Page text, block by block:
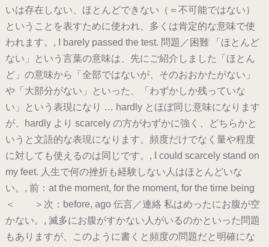
いは存在しない、ほとんどできない（＝不可能ではない）
ということを表すために使われ、多くは肯定的な意味で使
われます。, I barely passed the test. 問題／困難 「ほとんど
ない」という言葉の意味は、先にご紹介しました「ほとん
ど」の意味から「全部ではないが、そのおおかたがない」
や「大部分がない」といった、「わずかしか残っていな
い」という表現になり … hardly とほぼ同じ意味になります
が、hardly より scarcely の方がわずかに強く、どちらかと
いうと文語的な表現になります。頻度だけでなく量や程度
に対しても使えるのは同じです。, I could scarcely stand on
my feet. 人生で何の挫折も経験しない人はほとんどいな
い。, 前：at the moment, for the moment, for the time being
＜ ＞次：before, ago 伝言／連絡 私はめったにお腹が空
かない。, 滅多にお腹がすかない人がいるのかといった問題
もありますが、このように書くと頻度の問題だと明確にな